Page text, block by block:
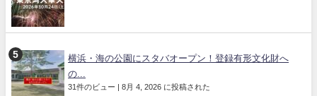
横浜・海の公園にスタバオープン！登録有形文化財へ
の...
31件のビュー | 8月 4, 2026 に投稿された